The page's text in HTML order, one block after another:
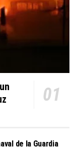
de la Guardia